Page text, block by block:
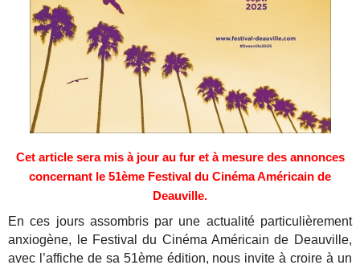
Cet article sera mis à jour au fur et à mesure des annonces
concernant le 51ème Festival du Cinéma Américain de
Deauville.
En ces jours assombris par une actualité particulièrement
anxiogène, le Festival du Cinéma Américain de Deauville,
avec l’affiche de sa 51ème édition, nous invite à croire à un